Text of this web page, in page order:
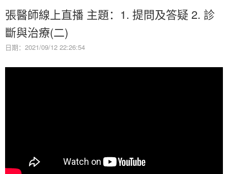
張醫師線上直播 主題：1. 提問及答疑 2. 診
斷與治療(二)
日期：2021/09/12 22:26:54